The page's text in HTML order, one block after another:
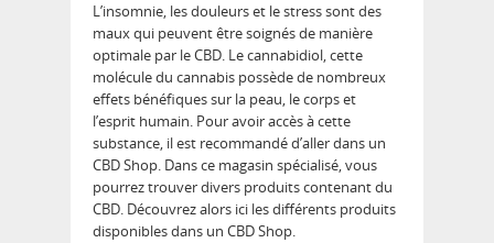
L’insomnie, les douleurs et le stress sont des
maux qui peuvent être soignés de manière
optimale par le CBD. Le cannabidiol, cette
molécule du cannabis possède de nombreux
effets bénéfiques sur la peau, le corps et
l’esprit humain. Pour avoir accès à cette
substance, il est recommandé d’aller dans un
CBD Shop. Dans ce magasin spécialisé, vous
pourrez trouver divers produits contenant du
CBD. Découvrez alors ici les différents produits
disponibles dans un CBD Shop.